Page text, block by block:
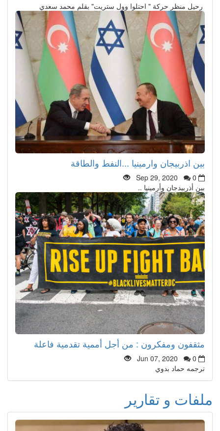
رحيل منظر حركة " احتلوا وول ستريت" بقلم محمد سعدي
بين اذربيجان وارمينيا ...النفط والطاقة
Sep 29, 2020
0
بين أذربيدجان وأرمينيا ..
مثقفون ومفكرون : من أجل أممية تقدمية فاعلة
Jun 07, 2020
0
ترجمه حماد بدوي
ملفات و تقارير